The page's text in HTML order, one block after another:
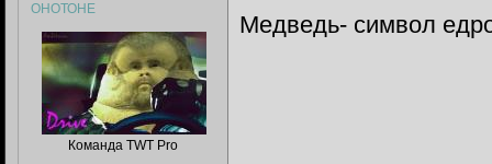
ОНОТОНЕ
Команда TWT Pro
Медведь- символ